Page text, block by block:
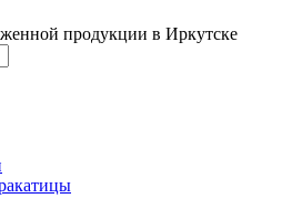
продукции в Иркутске